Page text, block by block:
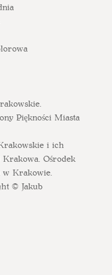
Piękności Miasta
i ich
Ośrodek
Krakowie.
© Jakub